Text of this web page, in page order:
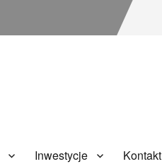
Inwestycje Kontakt